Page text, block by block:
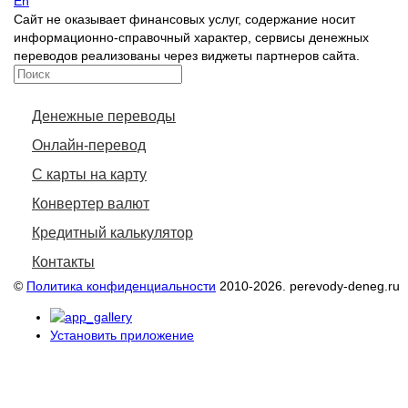
Сайт не оказывает финансовых услуг, содержание носит
информационно-справочный характер, сервисы денежных
переводов реализованы через виджеты партнеров сайта.
Денежные переводы
Онлайн-перевод
С карты на карту
Конвертер валют
Кредитный калькулятор
Контакты
© Политика конфиденциальности 2010-2026. perevody-deneg.ru
Установить приложение